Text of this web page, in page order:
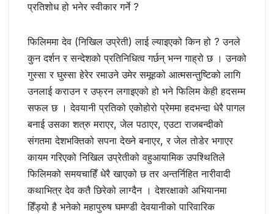
प्रतिशोध हो भनेर स्वीकार गर्ने ?
फिलिममा देव (निखिल उप्रेती) लाई ल्याइएको किन हो ? उनले
कुन दर्शन र सन्देशको प्रतिनिधित्व गर्छन् भन्‍न गाह्रो छ । उनको
गुस्सा र घुस्सा हेरेर रमाउने उमेर समूहको आत्मसन्तुष्‍टिको लागि
उनलाई कराउन र उफ्रन लगाइएको हो भने फिलिम केही हदसम्म
सफल छ । देवयानी प्रतिको एकोहोरो प्रेममा हदभन्दा धेरै पागल
बनाई उसका शत्रु मराएर, जेल पठाएर, एउटा राजबन्दीको
संगतमा देशभक्तिको सपना देख्‍ने बनाएर, र जेल तोडेर भगाएर
कायम गरिएको निखिल उप्रेतीको वहुआयामिक उपश्थितिले
फिलिमको समयचाहिँ धेरै खाएको छ तर अन्तर्निहित नारीवादी
कथाभित्र देव कतै छिरेको लाग्दैन । देशरक्षाको अभियानमा
हिँड्यो है भनेको महापुरुष घमण्डी देवयानीको पारिवारिक